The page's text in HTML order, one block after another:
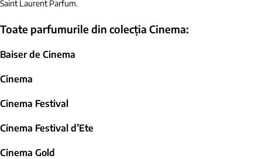
Saint Laurent Parfum.
Toate parfumurile din colecția Cinema:
Baiser de Cinema
Cinema
Cinema Festival
Cinema Festival d’Ete
Cinema Gold